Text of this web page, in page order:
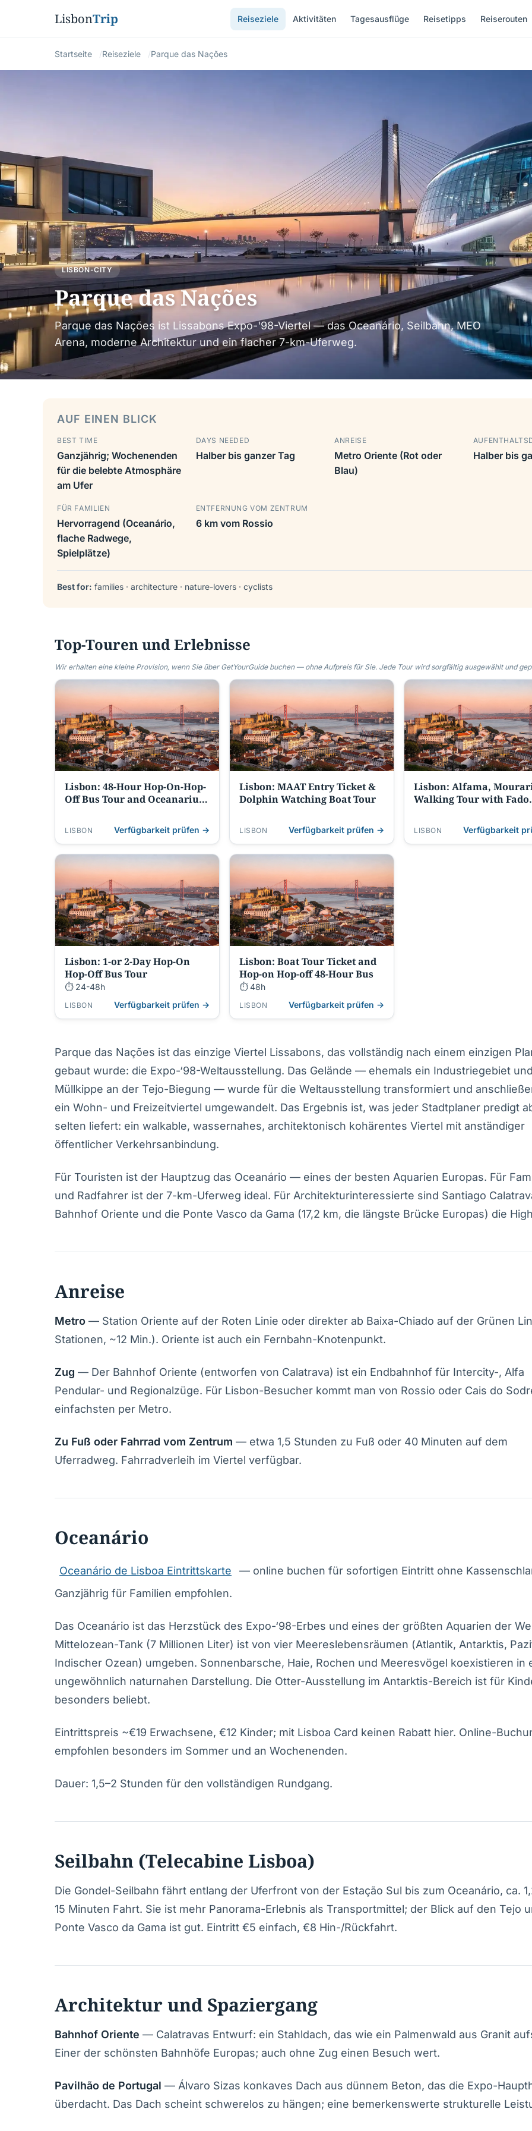
LisbonTrip Reiseziele Aktivitäten Tagesausflüge Reisetipps Reiserouten
Startseite Reiseziele Parque das Nações
LISBON-CITY
Parque das Nações
Parque das Nações ist Lissabons Expo-'98-Viertel — das Oceanário, Seilbahn, MEO
Arena, moderne Architektur und ein flacher 7-km-Uferweg.
AUF EINEN BLICK
BEST TIME
Ganzjährig; Wochenenden
für die belebte Atmosphäre
am Ufer
DAYS NEEDED
Halber bis ganzer Tag
ANREISE
Metro Oriente (Rot oder
Blau)
Halber bis
FÜR FAMILIEN
Hervorragend (Oceanário,
flache Radwege,
Spielplätze)
ENTFERNUNG VOM ZENTRUM
6 km vom Rossio
Best for: families · architecture · nature-lovers · cyclists
Top-Touren und Erlebnisse
Wir erhalten eine kleine Provision, wenn Sie über GetYourGuide buchen — ohne Aufpreis für Sie. Jede Tour wird sorgfältig ausgewählt und
Lisbon: 48-Hour Hop-On-Hop-
Off Bus Tour and Oceanarium
LISBON Verfügbarkeit prüfen →
Lisbon: MAAT Entry Ticket &
Dolphin Watching Boat Tour
LISBON Verfügbarkeit prüfen →
Lisbon: Alfama,
Walking Tour with Fado
LISBON Verfügbarkeit
Lisbon: 1-or 2-Day Hop-On
Hop-Off Bus Tour
⏱ 24-48h
LISBON Verfügbarkeit prüfen →
Lisbon: Boat Tour Ticket and
Hop-on Hop-off 48-Hour Bus
⏱ 48h
LISBON Verfügbarkeit prüfen →
Parque das Nações ist das einzige Viertel Lissabons, das vollständig nach einem einzigen
gebaut wurde: die Expo-‘98-Weltausstellung. Das Gelände — ehemals ein Industriegebiet und
Müllkippe an der Tejo-Biegung — wurde für die Weltausstellung transformiert und
ein Wohn- und Freizeitviertel umgewandelt. Das Ergebnis ist, was jeder Stadtplaner predigt
selten liefert: ein walkable, wassernahes, architektonisch kohärentes Viertel mit anständiger
öffentlicher Verkehrsanbindung.
Für Touristen ist der Hauptzug das Oceanário — eines der besten Aquarien Europas. Für
und Radfahrer ist der 7-km-Uferweg ideal. Für Architekturinteressierte sind Santiago
Bahnhof Oriente und die Ponte Vasco da Gama (17,2 km, die längste Brücke Europas) die
Anreise
Metro — Station Oriente auf der Roten Linie oder direkter ab Baixa-Chiado auf der Grünen
Stationen, ~12 Min.). Oriente ist auch ein Fernbahn-Knotenpunkt.
Zug — Der Bahnhof Oriente (entworfen von Calatrava) ist ein Endbahnhof für Intercity-, Alfa
Pendular- und Regionalzüge. Für Lisbon-Besucher kommt man von Rossio oder Cais do
einfachsten per Metro.
Zu Fuß oder Fahrrad vom Zentrum — etwa 1,5 Stunden zu Fuß oder 40 Minuten auf dem
Uferradweg. Fahrradverleih im Viertel verfügbar.
Oceanário
Oceanário de Lisboa Eintrittskarte
— online buchen für sofortigen Eintritt ohne
Ganzjährig für Familien empfohlen.
Das Oceanário ist das Herzstück des Expo-‘98-Erbes und eines der größten Aquarien der
Mittelozean-Tank (7 Millionen Liter) ist von vier Meereslebensräumen (Atlantik, Antarktis,
Indischer Ozean) umgeben. Sonnenbarsche, Haie, Rochen und Meeresvögel koexistieren in
ungewöhnlich naturnahen Darstellung. Die Otter-Ausstellung im Antarktis-Bereich ist für
besonders beliebt.
Eintrittspreis ~€19 Erwachsene, €12 Kinder; mit Lisboa Card keinen Rabatt hier. Online-
empfohlen besonders im Sommer und an Wochenenden.
Dauer: 1,5–2 Stunden für den vollständigen Rundgang.
Seilbahn (Telecabine Lisboa)
Die Gondel-Seilbahn fährt entlang der Uferfront von der Estação Sul bis zum Oceanário, ca.
15 Minuten Fahrt. Sie ist mehr Panorama-Erlebnis als Transportmittel; der Blick auf den Tejo
Ponte Vasco da Gama ist gut. Eintritt €5 einfach, €8 Hin-/Rückfahrt.
Architektur und Spaziergang
Bahnhof Oriente — Calatravas Entwurf: ein Stahldach, das wie ein Palmenwald aus Granit
Einer der schönsten Bahnhöfe Europas; auch ohne Zug einen Besuch wert.
Pavilhão de Portugal — Álvaro Sizas konkaves Dach aus dünnem Beton, das die Expo-
überdacht. Das Dach scheint schwerelos zu hängen; eine bemerkenswerte strukturelle